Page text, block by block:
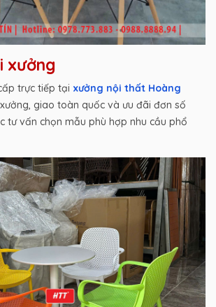
xưởng
trực tiếp tại xưởng nội thất Hoàng
xưởng, giao toàn quốc và ưu đãi đơn số
tư vấn chọn mẫu phù hợp nhu cầu phổ